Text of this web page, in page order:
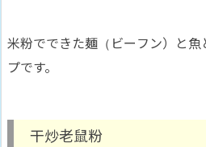
米粉でできた麺（ビーフン）と
プです。
干炒老鼠粉